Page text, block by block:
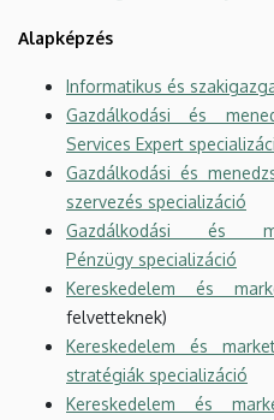
Alapképzés
Informatikus és
Gazdálkodási és
Services Expert
Gazdálkodási és
szervezés specializáció
Gazdálkodási és
Pénzügy specializáció
Kereskedelem és
felvetteknek)
Kereskedelem és
stratégiák specializáció
Kereskedelem és